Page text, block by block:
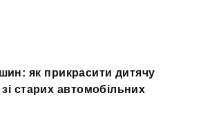
як прикрасити дитячу
старих автомобільних